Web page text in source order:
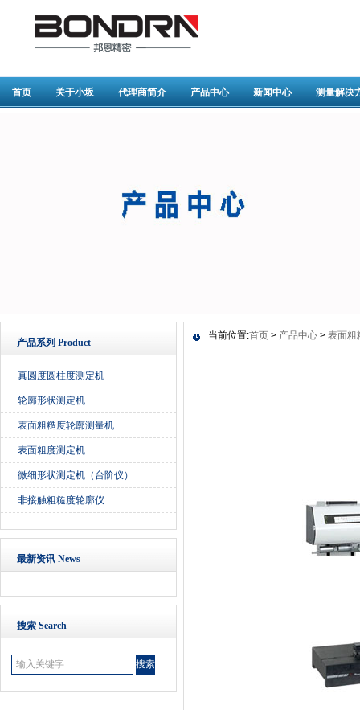
首页 关于小坂 代理商简介 产品中心 新闻中心 测量解决
产品系列 Product
真圆度圆柱度测定机
轮廓形状测定机
表面粗糙度轮廓测量机
表面粗度测定机
微细形状测定机（台阶仪）
非接触粗糙度轮廓仪
最新资讯 News
搜索 Search
当前位置:首页 > 产品中心 > 表面粗